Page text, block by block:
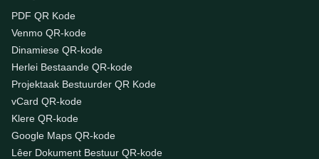
PDF QR Kode
Venmo QR-kode
Dinamiese QR-kode
Herlei Bestaande QR-kode
Projektaak Bestuurder QR Kode
vCard QR-kode
Klere QR-kode
Google Maps QR-kode
Lêer Dokument Bestuur QR-kode